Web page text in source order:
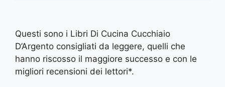
Questi sono i Libri Di Cucina Cucchiaio
D’Argento consigliati da leggere, quelli che
hanno riscosso il maggiore successo e con le
migliori recensioni dei lettori*.